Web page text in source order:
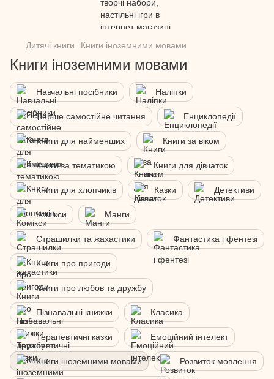
Дитячі книги Книги іноземними мовами
Книги іноземними мовами
Навчальні посібники Наліпки
Перше самостійне читання Енциклопедії
Книги для найменших Книги за віком
Книги за тематикою Книги для дівчаток
Книги для хлопчиків Казки Детективи
Комікси Манги
Страшилки та жахастики Фантастика і фентезі
Книги про пригоди
Книги про любов та дружбу
Пізнавальні книжки Класика
Терапевтичні казки Емоційний інтелект
Книги іноземними мовами Розвиток мовлення